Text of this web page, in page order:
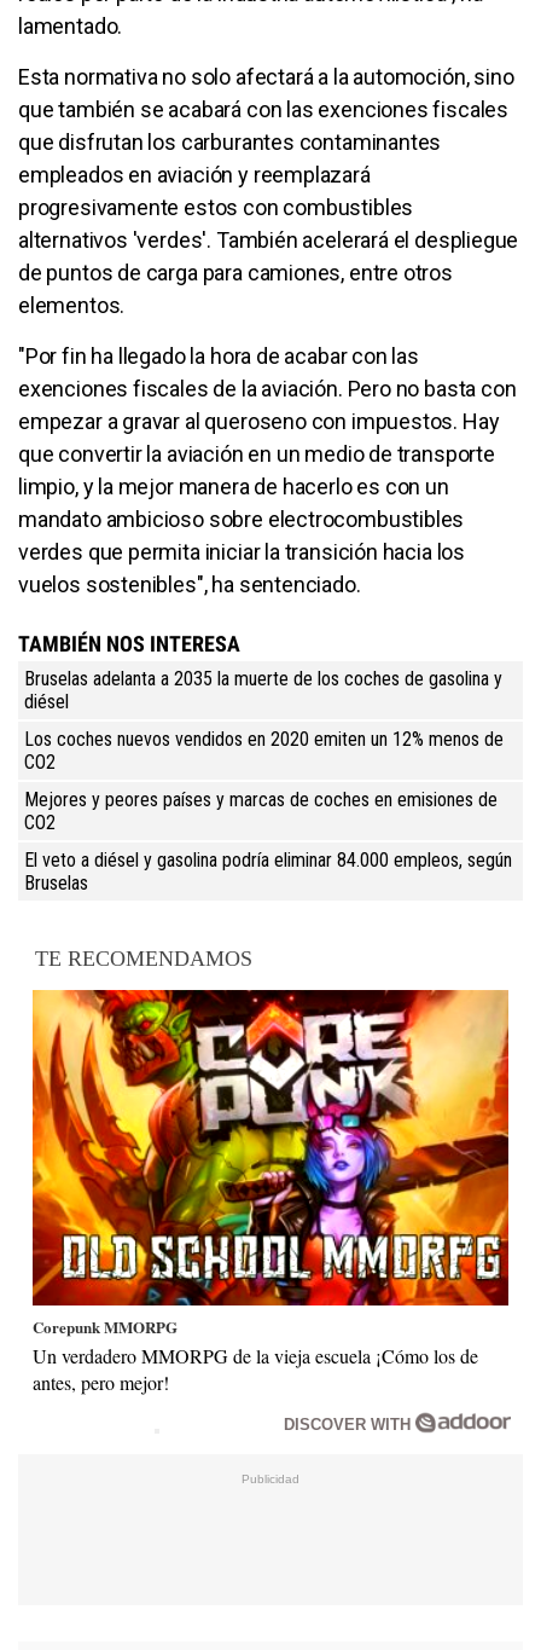
lamentado.
Esta normativa no solo afectará a la automoción, sino
que también se acabará con las exenciones fiscales
que disfrutan los carburantes contaminantes
empleados en aviación y reemplazará
progresivamente estos con combustibles
alternativos 'verdes'. También acelerará el despliegue
de puntos de carga para camiones, entre otros
elementos.
"Por fin ha llegado la hora de acabar con las
exenciones fiscales de la aviación. Pero no basta con
empezar a gravar al queroseno con impuestos. Hay
que convertir la aviación en un medio de transporte
limpio, y la mejor manera de hacerlo es con un
mandato ambicioso sobre electrocombustibles
verdes que permita iniciar la transición hacia los
vuelos sostenibles", ha sentenciado.
TAMBIÉN NOS INTERESA
Bruselas adelanta a 2035 la muerte de los coches de gasolina y
diésel
Los coches nuevos vendidos en 2020 emiten un 12% menos de
CO2
Mejores y peores países y marcas de coches en emisiones de
CO2
El veto a diésel y gasolina podría eliminar 84.000 empleos, según
Bruselas
TE RECOMENDAMOS
Corepunk MMORPG
Un verdadero MMORPG de la vieja escuela ¡Cómo los de
antes, pero mejor!
DISCOVER WITH